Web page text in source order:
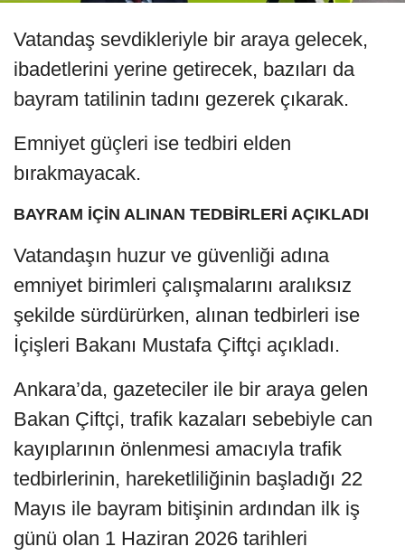
Vatandaş sevdikleriyle bir araya gelecek,
ibadetlerini yerine getirecek, bazıları da
bayram tatilinin tadını gezerek çıkarak.
Emniyet güçleri ise tedbiri elden
bırakmayacak.
BAYRAM İÇİN ALINAN TEDBİRLERİ AÇIKLADI
Vatandaşın huzur ve güvenliği adına
emniyet birimleri çalışmalarını aralıksız
şekilde sürdürürken, alınan tedbirleri ise
İçişleri Bakanı Mustafa Çiftçi açıkladı.
Ankara’da, gazeteciler ile bir araya gelen
Bakan Çiftçi, trafik kazaları sebebiyle can
kayıplarının önlenmesi amacıyla trafik
tedbirlerinin, hareketliliğinin başladığı 22
Mayıs ile bayram bitişinin ardından ilk iş
günü olan 1 Haziran 2026 tarihleri